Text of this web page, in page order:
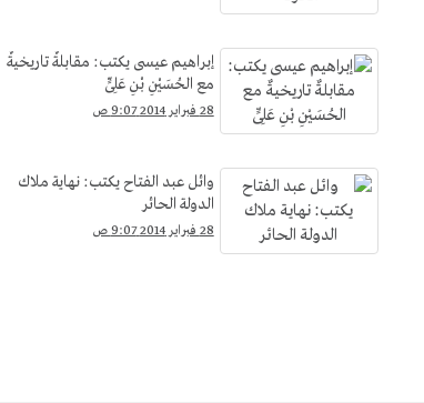
إبراهيم عيسى يكتب: مقابلةٌ تاريخيةٌ
مع الحُسَيْنِ بْنِ عَلِىٍّ
28 فبراير 2014 9:07 ص
وائل عبد الفتاح يكتب: نهاية ملاك
الدولة الحائر
28 فبراير 2014 9:07 ص